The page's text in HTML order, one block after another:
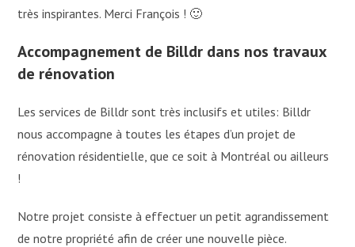
très inspirantes. Merci François ! 🙂
Accompagnement de Billdr dans nos travaux
de rénovation
Les services de Billdr sont très inclusifs et utiles: Billdr
nous accompagne à toutes les étapes d’un projet de
rénovation résidentielle, que ce soit à Montréal ou ailleurs
!
Notre projet consiste à effectuer un petit agrandissement
de notre propriété afin de créer une nouvelle pièce.